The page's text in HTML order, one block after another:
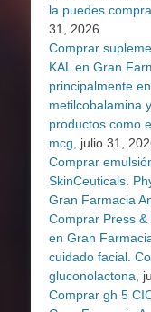
la puedes
31, 2026
Comprar
KAL en Gran
principalmente
metilcobalamina
productos como
mcg,
julio 31,
Comprar
SkinCeuticals.
Gran Farmacia
Comprar Press
en Gran
cuidado facial.
gluconolactona,
Comprar gh 5